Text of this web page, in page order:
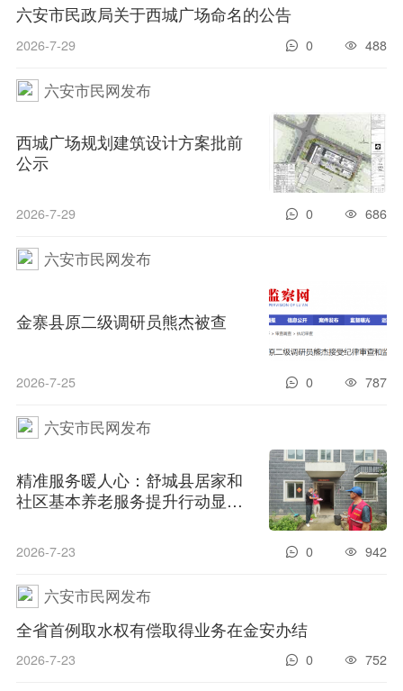
六安市民政局关于西城广场命名的公告
2026-7-29 488
0
六安市民网发布
西城广场规划建筑设计方案批前
公示
2026-7-29 686
0
六安市民网发布
金寨县原二级调研员熊杰被查
2026-7-25 787
0
六安市民网发布
精准服务暖人心：舒城县居家和
社区基本养老服务提升行动显成
2026-7-23 942
0
六安市民网发布
全省首例取水权有偿取得业务在金安办结
2026-7-23 752
0